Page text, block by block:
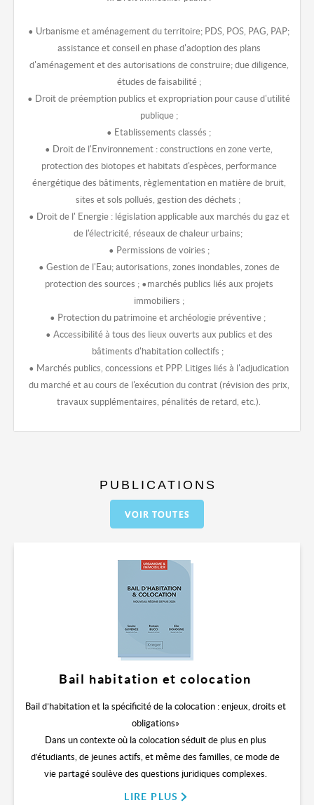
• Urbanisme et aménagement du territoire; PDS, POS, PAG, PAP;
assistance et conseil en phase d'adoption des plans
d'aménagement et des autorisations de construire; due diligence,
études de faisabilité ;
• Droit de préemption publics et expropriation pour cause d'utilité
publique ;
• Etablissements classés ;
• Droit de l'Environnement : constructions en zone verte,
protection des biotopes et habitats d'espèces, performance
énergétique des bâtiments, règlementation en matière de bruit,
sites et sols pollués, gestion des déchets ;
• Droit de l' Energie : législation applicable aux marchés du gaz et
de l'électricité, réseaux de chaleur urbains;
• Permissions de voiries ;
• Gestion de l'Eau; autorisations, zones inondables, zones de
protection des sources ; •marchés publics liés aux projets
immobiliers ;
• Protection du patrimoine et archéologie préventive ;
• Accessibilité à tous des lieux ouverts aux publics et des
bâtiments d'habitation collectifs ;
• Marchés publics, concessions et PPP. Litiges liés à l'adjudication
du marché et au cours de l'exécution du contrat (révision des prix,
travaux supplémentaires, pénalités de retard, etc.).
PUBLICATIONS
VOIR TOUTES
Bail habitation et colocation
Bail d’habitation et la spécificité de la colocation : enjeux, droits et
obligations»
Dans un contexte où la colocation séduit de plus en plus
d’étudiants, de jeunes actifs, et même des familles, ce mode de
vie partagé soulève des questions juridiques complexes.
LIRE PLUS